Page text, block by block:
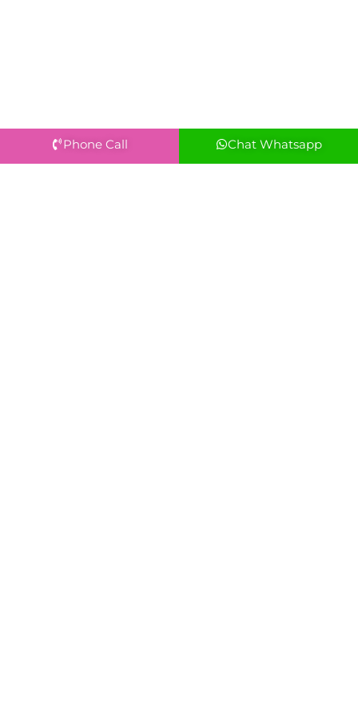
Phone Call Chat Whatsapp